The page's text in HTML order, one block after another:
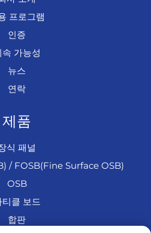
프로그램
인증
속 가능성
뉴스
연락
제품
식 패널
/ FOSB(Fine Surface OSB)
OSB
티클 보드
합판